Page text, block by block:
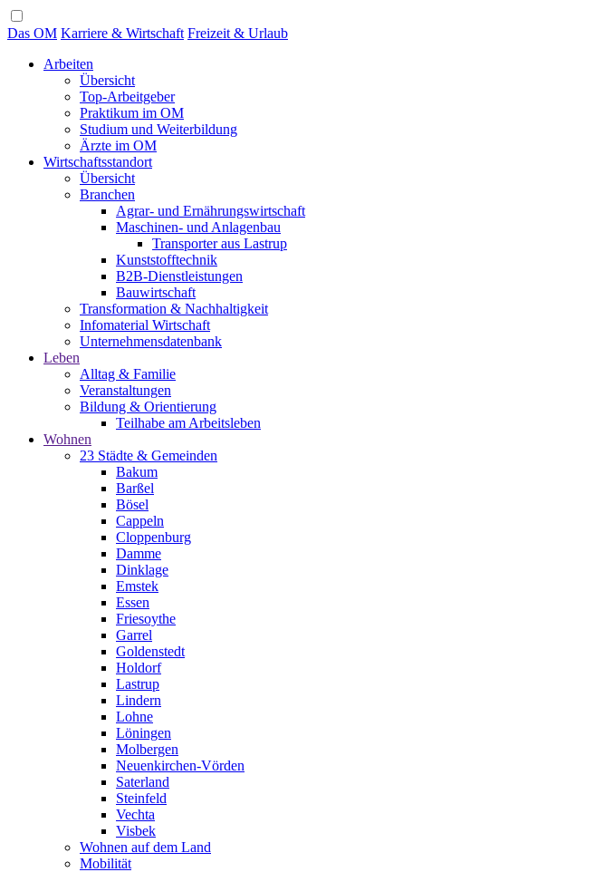
Das OM Karriere & Wirtschaft Freizeit & Urlaub
Arbeiten
Übersicht
Top-Arbeitgeber
Praktikum im OM
Studium und Weiterbildung
Ärzte im OM
Wirtschaftsstandort
Übersicht
Branchen
Agrar- und Ernährungswirtschaft
Maschinen- und Anlagenbau
Transporter aus Lastrup
Kunststofftechnik
B2B-Dienstleistungen
Bauwirtschaft
Transformation & Nachhaltigkeit
Infomaterial Wirtschaft
Unternehmensdatenbank
Leben
Alltag & Familie
Veranstaltungen
Bildung & Orientierung
Teilhabe am Arbeitsleben
Wohnen
23 Städte & Gemeinden
Bakum
Barßel
Bösel
Cappeln
Cloppenburg
Damme
Dinklage
Emstek
Essen
Friesoythe
Garrel
Goldenstedt
Holdorf
Lastrup
Lindern
Lohne
Löningen
Molbergen
Neuenkirchen-Vörden
Saterland
Steinfeld
Vechta
Visbek
Wohnen auf dem Land
Mobilität